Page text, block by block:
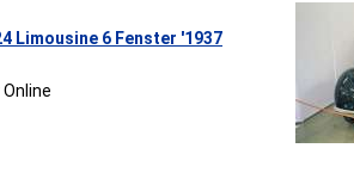
Limousine 6 Fenster '1937